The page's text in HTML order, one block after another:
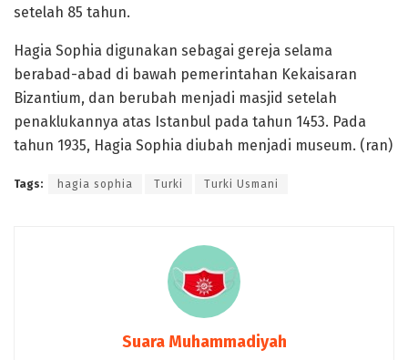
setelah 85 tahun.
Hagia Sophia digunakan sebagai gereja selama
berabad-abad di bawah pemerintahan Kekaisaran
Bizantium, dan berubah menjadi masjid setelah
penaklukannya atas Istanbul pada tahun 1453. Pada
tahun 1935, Hagia Sophia diubah menjadi museum. (ran)
Tags: hagia sophia Turki Turki Usmani
Suara Muhammadiyah